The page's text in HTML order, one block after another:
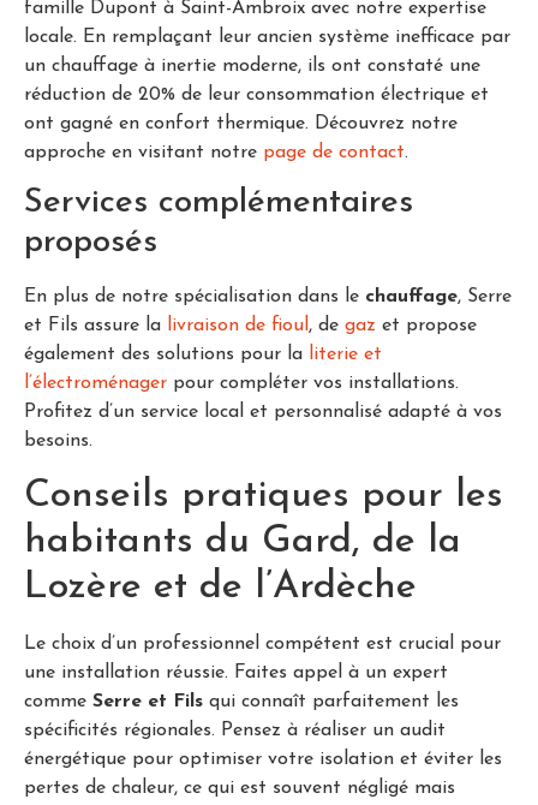
famille Dupont à Saint-Ambroix avec notre expertise
locale. En remplaçant leur ancien système inefficace par
un chauffage à inertie moderne, ils ont constaté une
réduction de 20% de leur consommation électrique et
ont gagné en confort thermique. Découvrez notre
approche en visitant notre page de contact.
Services complémentaires
proposés
En plus de notre spécialisation dans le chauffage, Serre
et Fils assure la livraison de fioul, de gaz et propose
également des solutions pour la literie et
l’électroménager pour compléter vos installations.
Profitez d’un service local et personnalisé adapté à vos
besoins.
Conseils pratiques pour les
habitants du Gard, de la
Lozère et de l’Ardèche
Le choix d’un professionnel compétent est crucial pour
une installation réussie. Faites appel à un expert
comme Serre et Fils qui connaît parfaitement les
spécificités régionales. Pensez à réaliser un audit
énergétique pour optimiser votre isolation et éviter les
pertes de chaleur, ce qui est souvent négligé mais